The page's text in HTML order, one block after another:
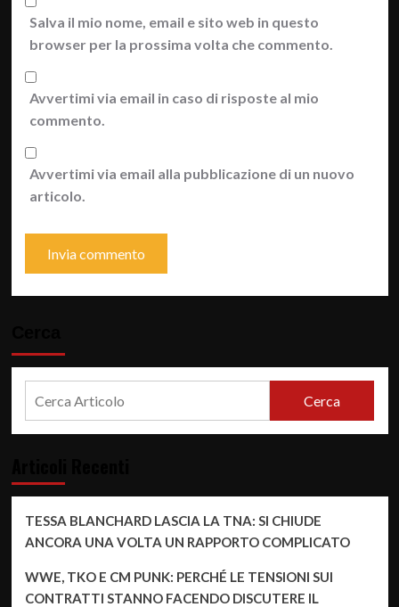
Salva il mio nome, email e sito web in questo
browser per la prossima volta che commento.
Avvertimi via email in caso di risposte al mio
commento.
Avvertimi via email alla pubblicazione di un nuovo
articolo.
Cerca
TESSA BLANCHARD LASCIA LA TNA: SI CHIUDE
ANCORA UNA VOLTA UN RAPPORTO COMPLICATO
WWE, TKO E CM PUNK: PERCHÉ LE TENSIONI SUI
CONTRATTI STANNO FACENDO DISCUTERE IL